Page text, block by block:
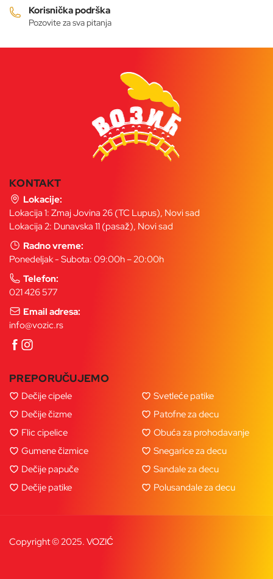
proizvoda.
Korisnička podrška
Pozovite za sva pitanja
KONTAKT
Lokacije:
Lokacija 1: Zmaj Jovina 26 (TC Lupus), Novi sad
Lokacija 2: Dunavska 11 (pasaž), Novi sad
Radno vreme:
Ponedeljak - Subota: 09:00h – 20:00h
Telefon:
021 426 577
Email adresa:
info@vozic.rs
PREPORUČUJEMO
Dečije cipele
Dečije čizme
Flic cipelice
Gumene čizmice
Dečije papuče
Dečije patike
Svetleće patike
Patofne za decu
Obuća za prohodavanje
Snegarice za decu
Sandale za decu
Polusandale za decu
Copyright © 2025. VOZIĆ